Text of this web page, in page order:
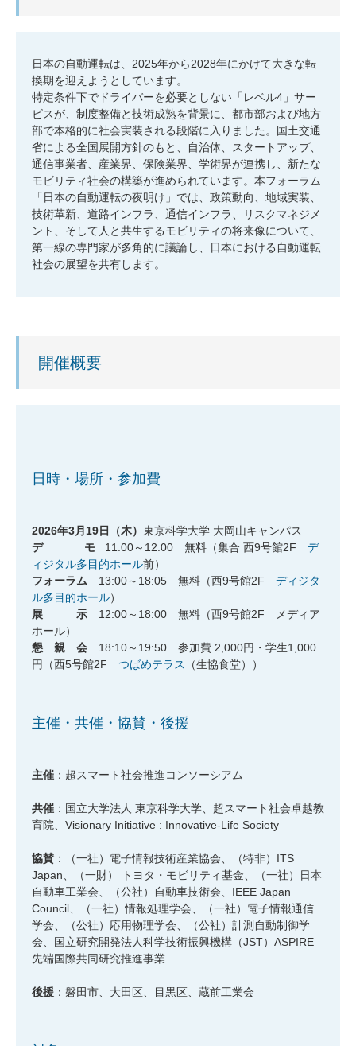
日本の自動運転は、2025年から2028年にかけて大きな転
換期を迎えようとしています。
特定条件下でドライバーを必要としない「レベル4」サー
ビスが、制度整備と技術成熟を背景に、都市部および地方
部で本格的に社会実装される段階に入りました。国土交通
省による全国展開方針のもと、自治体、スタートアップ、
通信事業者、産業界、保険業界、学術界が連携し、新たな
モビリティ社会の構築が進められています。本フォーラム
「日本の自動運転の夜明け」では、政策動向、地域実装、
技術革新、道路インフラ、通信インフラ、リスクマネジメ
ント、そして人と共生するモビリティの将来像について、
第一線の専門家が多角的に議論し、日本における自動運転
社会の展望を共有します。
開催概要
日時・場所・参加費
2026年3月19日（木） 東京科学大学 大岡山キャンパス
デ モ 11:00～12:00 無料（集合 西9号館2F デ
ィジタル多目的ホール前）
フォーラム 13:00～18:05 無料（西9号館2F ディジタ
ル多目的ホール）
展 示 12:00～18:00 無料（西9号館2F メディア
ホール）
懇 親 会 18:10～19:50 参加費 2,000円・学生1,000
円（西5号館2F つばめテラス （生協食堂））
主催・共催・協賛・後援
主催 ：超スマート社会推進コンソーシアム
共催 ：国立大学法人 東京科学大学、超スマート社会卓越教
育院、Visionary Initiative : Innovative-Life Society
協賛 ： （一社）電子情報技術産業協会、
（特非）ITS
Japan、（一財） トヨタ・モビリティ基金、（一社）日本
自動車工業会、（公社）自動車技術会、 IEEE Japan
Council、（一社）情報処理学会、（一社）電子情報通信
学会、（公社）応用物理学会、（公社）計測自動制御学
会、国立研究開発法人科学技術振興機構（JST）ASPIRE
先端国際共同研究推進事業
後援 ：磐田市、大田区、目黒区、蔵前工業会